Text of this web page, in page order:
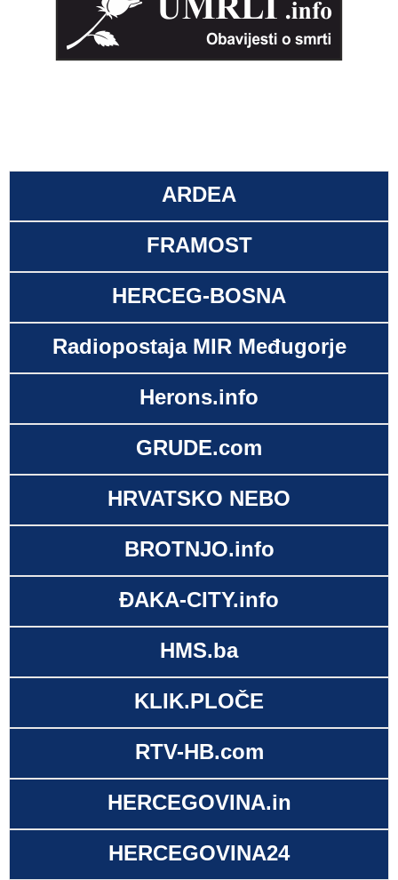
ARDEA
FRAMOST
HERCEG-BOSNA
Radiopostaja MIR Međugorje
Herons.info
GRUDE.com
HRVATSKO NEBO
BROTNJO.info
ĐAKA-CITY.info
HMS.ba
KLIK.PLOČE
RTV-HB.com
HERCEGOVINA.in
HERCEGOVINA24